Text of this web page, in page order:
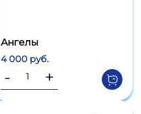
Ангелы
4 000 руб.
- +